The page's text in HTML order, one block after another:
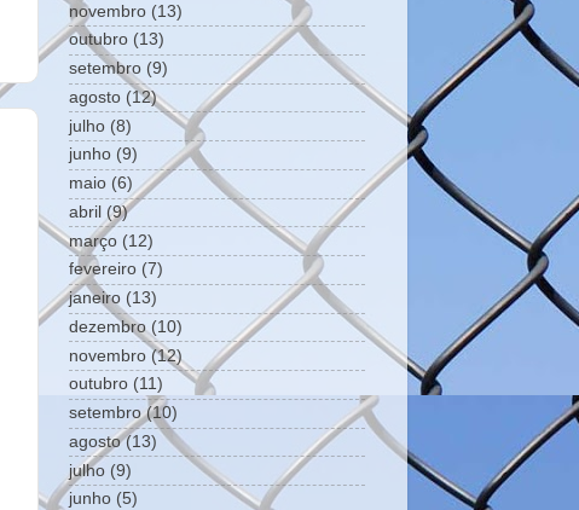
novembro (13)
outubro (13)
setembro (9)
agosto (12)
julho (8)
junho (9)
maio (6)
abril (9)
março (12)
fevereiro (7)
janeiro (13)
dezembro (10)
novembro (12)
outubro (11)
setembro(10)
agosto(13)
julho (9)
junho (5)